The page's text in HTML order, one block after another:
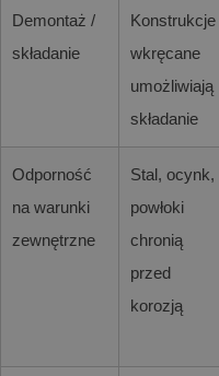
Demontaż /
składanie
Konstrukcje
wkręcane
umożliwiają
składanie
Odporność
na warunki
zewnętrzne
Stal, ocynk,
powłoki
chronią
przed
korozją